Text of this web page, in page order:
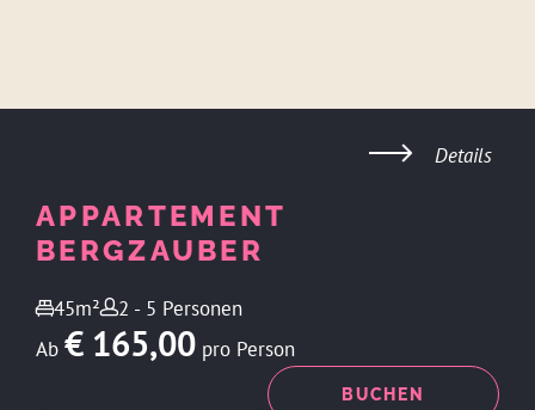
APPARTEMENT
BERGZAUBER
45m²
2 - 5 Personen
Ab € 165,00 pro Person
BUCHEN
Details